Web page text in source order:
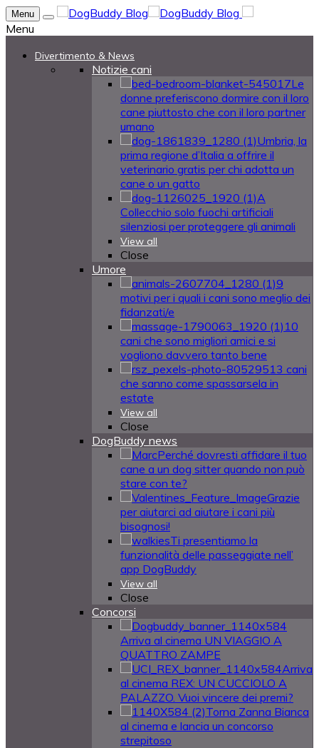
Menu
Menu
Divertimento & News
Notizie cani
Le
donne preferiscono dormire con il loro
cane piuttosto che con il loro partner
umano
Umbria, la
prima regione d’Italia a offrire il
veterinario gratis per chi adotta un
cane o un gatto
A
Collecchio solo fuochi artificiali
silenziosi per proteggere gli animali
View all
Close
Umore
9
motivi per i quali i cani sono meglio dei
fidanzati/e
10
cani che sono migliori amici e si
vogliono davvero tanto bene
13 cani
che sanno come spassarsela in
estate
View all
Close
DogBuddy news
Perché dovresti affidare il tuo
cane a un dog sitter quando non può
stare con te?
Grazie
per aiutarci ad aiutare i cani più
bisognosi!
Ti presentiamo la
funzionalità delle passeggiate nell’
app DogBuddy
View all
Close
Concorsi
Arriva al cinema UN VIAGGIO A
QUATTRO ZAMPE
Arriva
al cinema REX: UN CUCCIOLO A
PALAZZO. Vuoi vincere dei premi?
Torna Zanna Bianca
al cinema e lancia un concorso
strepitoso